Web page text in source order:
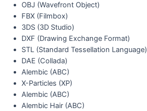
OBJ (Wavefront Object)
FBX (Filmbox)
3DS (3D Studio)
DXF (Drawing Exchange Format)
STL (Standard Tessellation Language)
DAE (Collada)
Alembic (ABC)
X-Particles (XP)
Alembic (ABC)
Alembic Hair (ABC)